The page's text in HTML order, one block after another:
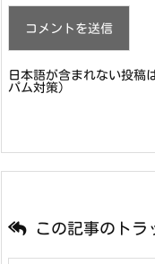
日本語が含まれない投稿
パム対策）
この記事のトラ